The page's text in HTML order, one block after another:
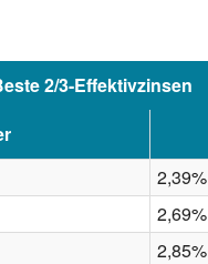
2/3-Effektivzinsen
2,39%
2,69%
2,85%